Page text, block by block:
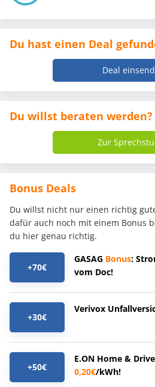
Du hast einen Deal
Deal
Du willst beraten werden?
Zur
Bonus Deals
Du willst nicht nur einen richtig
dafür auch noch mit einem Bonus
du hier genau richtig.
+70€
GASAG Bonus:
vom Doc!
+30€
Verivox
+50€
E.ON Home &
0,20€/kWh!